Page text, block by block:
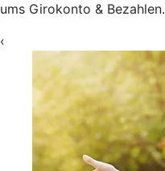
ums Girokonto & Bezahlen.
‹